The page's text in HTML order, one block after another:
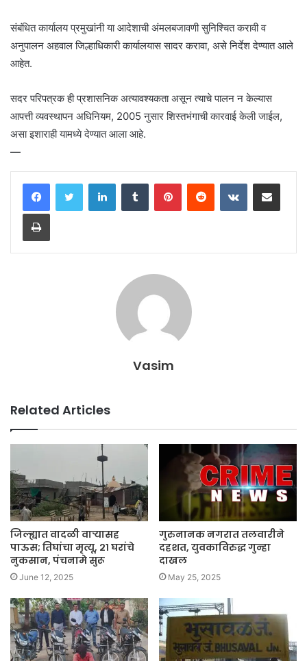
संबंधित कार्यालय प्रमुखांनी या आदेशाची अंमलबजावणी सुनिश्चित करावी व
अनुपालन अहवाल जिल्हाधिकारी कार्यालयास सादर करावा, असे निर्देश देण्यात आले
आहेत.
सदर परिपत्रक ही प्रशासनिक अत्यावश्यकता असून त्याचे पालन न केल्यास
आपत्ती व्यवस्थापन अधिनियम, 2005 नुसार शिस्तभंगाची कारवाई केली जाईल,
असा इशाराही यामध्ये देण्यात आला आहे.
—
LinkedInTumblr PinterestReddit VKontakteShare via Email
Print
Vasim
Related Articles
जिल्ह्यात वादळी वाऱ्यासह
पाऊस; तिघांचा मृत्यू, २१ घरांचे
नुकसान, पंचनामे सुरू
June 12, 2025
गुरुनानक नगरात तलवारीने
दहशत, युवकाविरुद्ध गुन्हा
दाखल
May 25, 2025